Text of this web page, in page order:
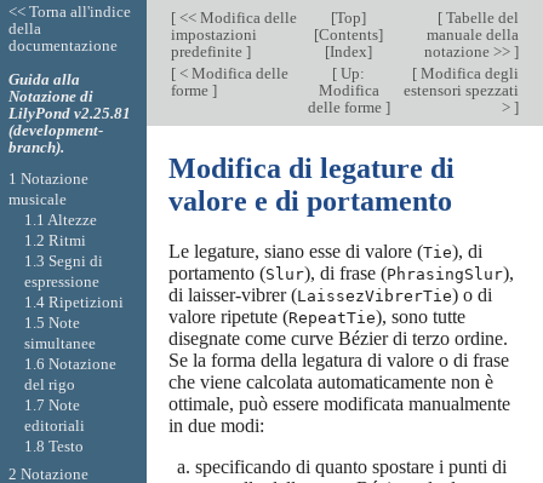
[<< Modifica delle
impostazioni
predefinite ]
[Top]
[Contents]
[Index]
[Tabelle del
manuale della
notazione >> ]
[< Modifica delle
forme ]
[ Up:
Modifica
delle forme ]
[Modifica degli
estensori spezzati
> ]
Modifica di legature di
valore e di portamento
Le legature, siano esse di valore (Tie), di
portamento (Slur), di frase (PhrasingSlur),
di laisser-vibrer (LaissezVibrerTie) o di
valore ripetute (RepeatTie), sono tutte
disegnate come curve Bézier di terzo ordine.
Se la forma della legatura di valore o di frase
che viene calcolata automaticamente non è
ottimale, può essere modificata manualmente
in due modi:
specificando di quanto spostare i punti di
<< Torna all'indice
della
documentazione
Guida alla
Notazione di
LilyPond v2.25.81
(development-
branch).
1 Notazione
musicale
1.1 Altezze
1.2 Ritmi
1.3 Segni di
espressione
1.4 Ripetizioni
1.5 Note
simultanee
1.6 Notazione
del rigo
1.7 Note
editoriali
1.8 Testo
2 Notazione